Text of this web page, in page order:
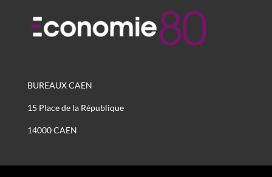
BUREAUX CAEN
15 Place de la République
14000 CAEN